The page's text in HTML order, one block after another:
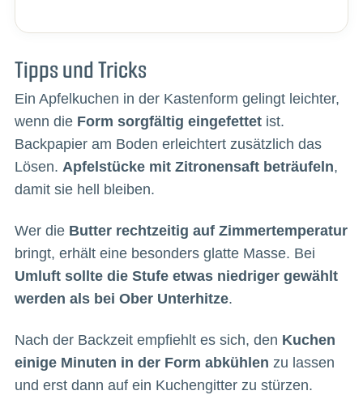
Tipps und Tricks
Ein Apfelkuchen in der Kastenform gelingt leichter,
wenn die Form sorgfältig eingefettetist.
Backpapier am Boden erleichtert zusätzlich das
Lösen. Apfelstücke mit Zitronensaft beträufeln,
damit sie hell bleiben.
Wer die Butter rechtzeitig auf Zimmertemperatur
bringt, erhält eine besonders glatte Masse. Bei
Umluft sollte die Stufe etwas niedriger gewählt
werden als bei Ober Unterhitze.
Nach der Backzeit empfiehlt es sich, den Kuchen
einige Minuten in der Form abkühlen zu lassen
und erst dann auf ein Kuchengitter zu stürzen.